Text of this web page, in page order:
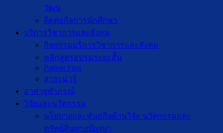
วัฒน
ติดต่อกิจการนักศึกษา
บริการวิชาการและสังคม
กิจกรรมบริการวิชาการและสังคม
หลักสูตรอบรมระยะสั้น
Patient First
สาระน่ารู้
อาสาจุฬาภรณ์
วิจัยและนวัตกรรม
นโยบายและพันธกิจด้านวิจัย นวัตกรรมและ
ทรัพย์สินทางปัญญา